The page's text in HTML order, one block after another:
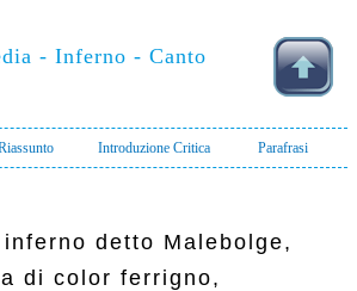
- Inferno - Canto
Introduzione Critica Parafrasi
inferno detto Malebolge,
di color ferrigno,